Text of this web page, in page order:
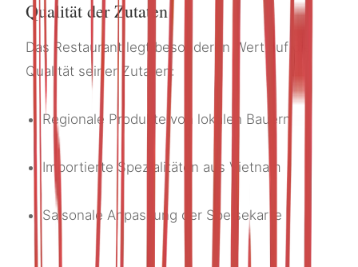
Qualität der Zutaten
Das Restaurant legt besonderen Wert auf die
Qualität seiner Zutaten:
Regionale Produkte von lokalen Bauern
Importierte Spezialitäten aus Vietnam
Saisonale Anpassung der Speisekarte